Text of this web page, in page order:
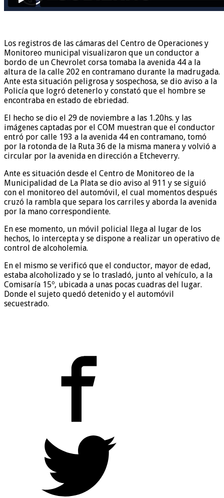
Los registros de las cámaras del Centro de Operaciones y
Monitoreo municipal visualizaron que un conductor a
bordo de un Chevrolet corsa tomaba la avenida 44 a la
altura de la calle 202 en contramano durante la madrugada.
Ante esta situación peligrosa y sospechosa, se dio aviso a la
Policía que logró detenerlo y constató que el hombre se
encontraba en estado de ebriedad.
El hecho se dio el 29 de noviembre a las 1.20hs. y las
imágenes captadas por el COM muestran que el conductor
entró por calle 193 a la avenida 44 en contramano, tomó
por la rotonda de la Ruta 36 de la misma manera y volvió a
circular por la avenida en dirección a Etcheverry.
Ante es situación desde el Centro de Monitoreo de la
Municipalidad de La Plata se dio aviso al 911 y se siguió
con el monitoreo del automóvil, el cual momentos después
cruzó la rambla que separa los carriles y aborda la avenida
por la mano correspondiente.
En ese momento, un móvil policial llega al lugar de los
hechos, lo intercepta y se dispone a realizar un operativo de
control de alcoholemia.
En el mismo se verificó que el conductor, mayor de edad,
estaba alcoholizado y se lo trasladó, junto al vehículo, a la
Comisaría 15º, ubicada a unas pocas cuadras del lugar.
Donde el sujeto quedó detenido y el automóvil
secuestrado.